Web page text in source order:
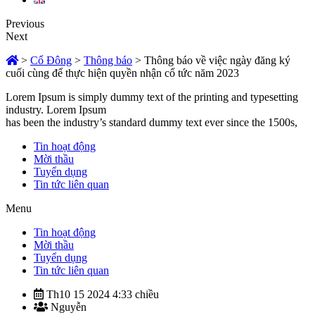
Previous
Next
> Cổ Đông > Thông báo > Thông báo về việc ngày đăng ký
cuối cùng để thực hiện quyền nhận cổ tức năm 2023
Lorem Ipsum is simply dummy text of the printing and typesetting
industry. Lorem Ipsum
has been the industry’s standard dummy text ever since the 1500s,
Tin hoạt động
Mời thầu
Tuyển dụng
Tin tức liên quan
Menu
Tin hoạt động
Mời thầu
Tuyển dụng
Tin tức liên quan
Th10 15 2024 4:33 chiều
Nguyễn